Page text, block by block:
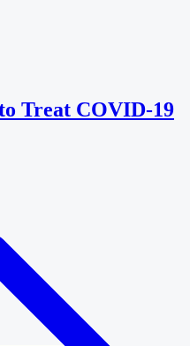
Treat COVID-19